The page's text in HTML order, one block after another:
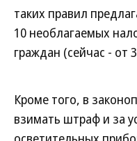
таких правил
10 необлагаемых
граждан (сейчас - от
Кроме того, в
взимать штраф и за